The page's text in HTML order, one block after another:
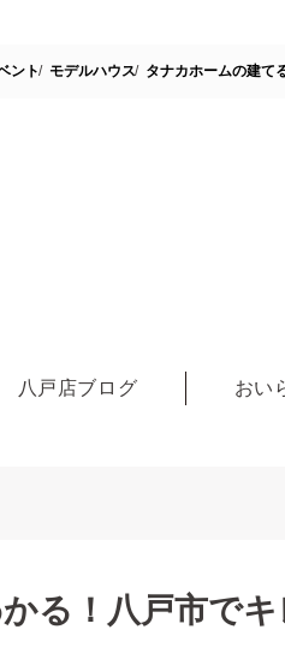
ント モデルハウス タナカホームの建て
八戸店ブログ おい
る！八戸市で